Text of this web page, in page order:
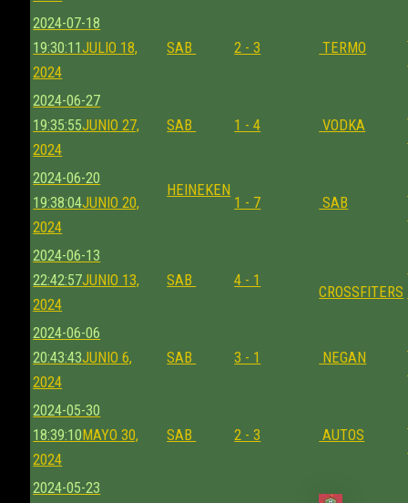
2024-07-18
19:30:11JULIO 18,
2024
SAB 2 - 3 TERMO
2024-06-27
19:35:55JUNIO 27,
2024
SAB 1 - 4 VODKA
2024-06-20
19:38:04JUNIO 20,
2024
HEINEKEN
1 - 7 SAB
2024-06-13
22:42:57JUNIO 13,
2024
SAB 4 - 1
CROSSFITERS
2024-06-06
20:43:43JUNIO 6,
2024
SAB 3 - 1 NEGAN
2024-05-30
18:39:10 MAYO 30,
2024
SAB 2 - 3 AUTOS
2024-05-23